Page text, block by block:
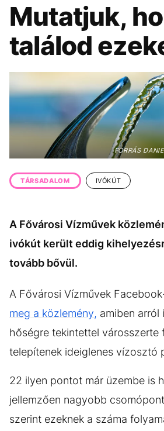
ÉLETMÓD
BESZÉLGETÉSEK ARCOK
VIDEÓ
GASZTRO
Mutatjuk,
találod
FORRÁS
TÁRSADALOM IVÓKÚT
A Fővárosi Vízművek
ivókút került eddig
tovább bővül.
A Fővárosi Vízművek
meg a közlemény, amiben arról
hőségre tekintettel városszerte
telepítenek ideiglenes vízosztó
22 ilyen pontot már üzembe is
jellemzően nagyobb
szerint ezeknek a száma